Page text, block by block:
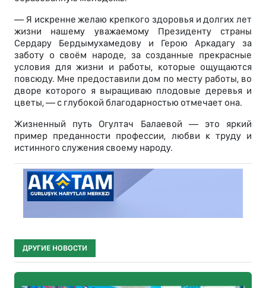
— Я искренне желаю крепкого здоровья и долгих лет
жизни нашему уважаемому Президенту страны
Сердару Бердымухамедову и Герою Аркадагу за
заботу о своём народе, за созданные прекрасные
условия для жизни и работы, которые ощущаются
повсюду. Мне предоставили дом по месту работы, во
дворе которого я выращиваю плодовые деревья и
цветы, — с глубокой благодарностью отмечает она.
Жизненный путь Огултач Балаевой — это яркий
пример преданности профессии, любви к труду и
истинного служения своему народу.
ДРУГИЕ НОВОСТИ